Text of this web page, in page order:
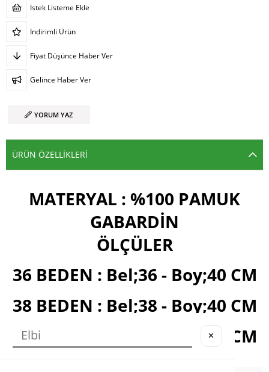
İstek Listeme Ekle
İndirimli Ürün
Fiyat Düşünce Haber Ver
Gelince Haber Ver
YORUM YAZ
ÜRÜN ÖZELLIKLERI
MATERYAL : %100 PAMUK
GABARDİN
ÖLÇÜLER
36 BEDEN : Bel;36 - Boy;40 CM
38 BEDEN : Bel;38 - Boy;40 CM
40 BEDEN : Bel;40 - Boy;40 CM
✕